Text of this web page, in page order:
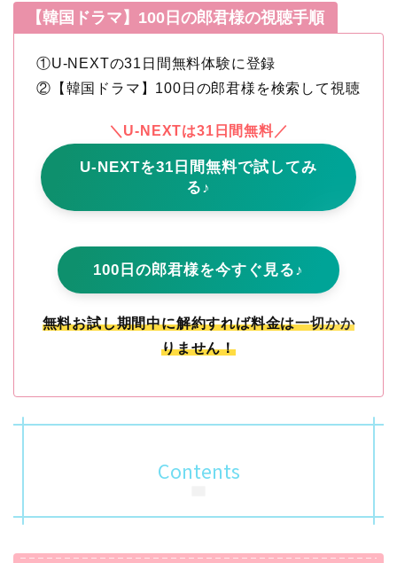
【韓国ドラマ】100日の郎君様の視聴手順
①U-NEXTの31日間無料体験に登録
②【韓国ドラマ】100日の郎君様を検索して視聴
＼U-NEXTは31日間無料／
U-NEXTを31日間無料で試してみ
る♪
100日の郎君様を今すぐ見る♪
無料お試し期間中に解約すれば料金は一切かか
りません！
Contents